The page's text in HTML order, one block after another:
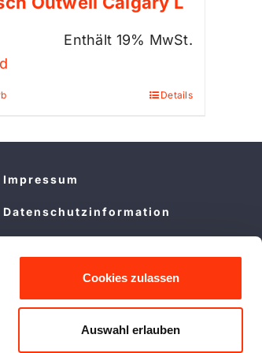
Cookies zulassen
Auswahl erlauben
Enthält 19% MwSt.
Details
Impressum
Datenschutzinformation
Rechtliche Hinweise